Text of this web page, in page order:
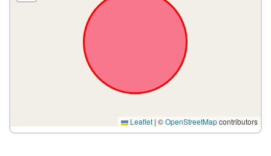
Leaflet | ©OpenStreetMapcontributors